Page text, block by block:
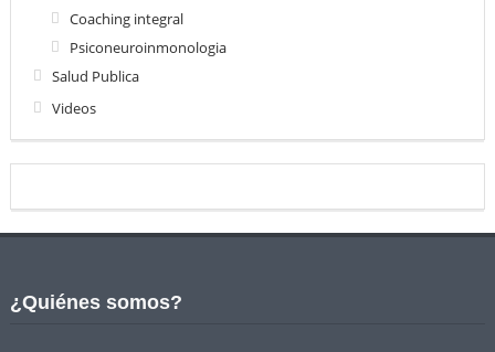
Coaching integral
Psiconeuroinmonologia
Salud Publica
Videos
¿Quiénes somos?